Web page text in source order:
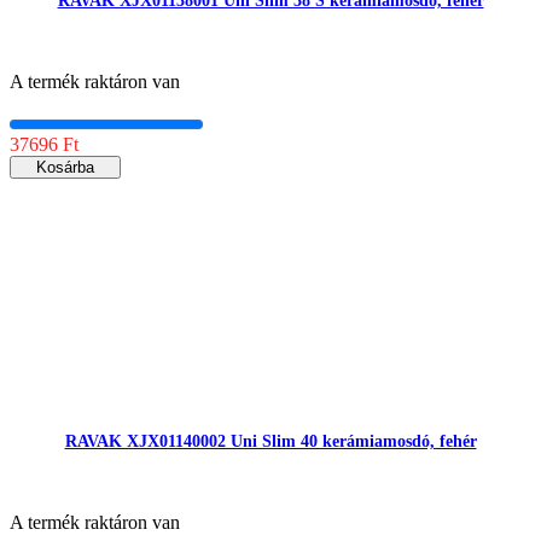
A termék raktáron van
37696 Ft
Kosárba
RAVAK XJX01140002 Uni Slim 40 kerámiamosdó, fehér
A termék raktáron van